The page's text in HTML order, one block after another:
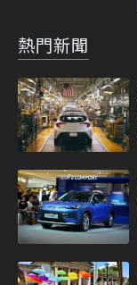
熱門新聞